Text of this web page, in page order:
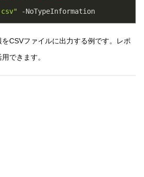
-NoTypeInformation
CSVファイルに出力する例です。レポ
できます。